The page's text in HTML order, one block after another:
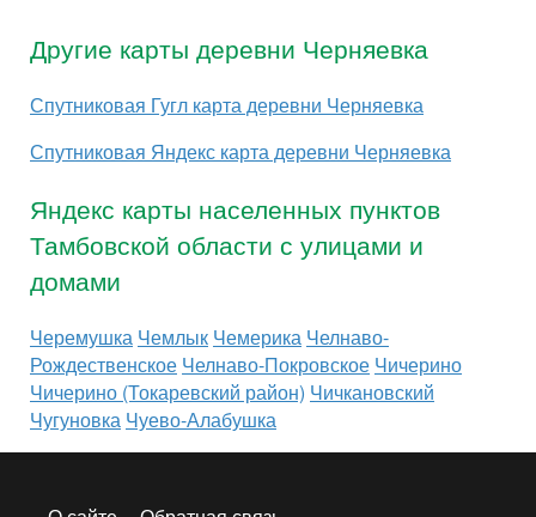
Другие карты деревни Черняевка
Спутниковая Гугл карта деревни Черняевка
Спутниковая Яндекс карта деревни Черняевка
Яндекс карты населенных пунктов
Тамбовской области с улицами и
домами
Черемушка Чемлык Чемерика Челнаво-
Рождественское Челнаво-Покровское Чичерино
Чичерино (Токаревский район) Чичкановский
Чугуновка Чуево-Алабушка